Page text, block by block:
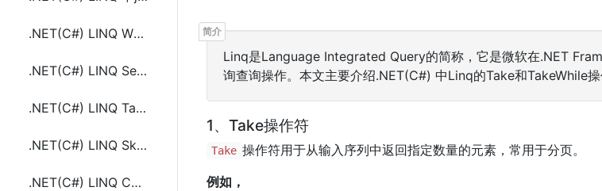
.NET(C#) LINQ Where和Select的使用
.NET(C#) LINQ Select和SelectMany的使用及区别
.NET(C#) LINQ Take和TakeWhile的使用
.NET(C#) LINQ Skip和SkipWhile的使用
.NET(C#) LINQ Concat和Union的使用
Linq是Language Integrated Query的简称，它是微软在.NET
询查询操作。本文主要介绍.NET(C#) 中Linq的Take和TakeWhile操
1、Take操作符
Take 操作符用于从输入序列中返回指定数量的元素，常用于分页。
例如，